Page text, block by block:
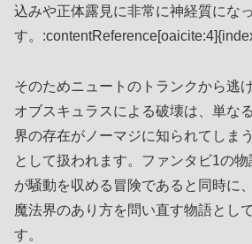
込みや正体露見に非常に神経質にな
す。
そのためニュートのトランクから逃
オブスキュラスによる破壊は、単な
界の存在がノーマジに知られてしま
として扱われます。ファンタビ1の
が騒動を収める冒険であると同時に
魔法界のあり方を問い直す物語とし
す。